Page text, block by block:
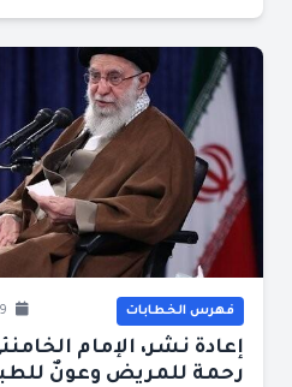
فهرس الخطابات
إعادة نشر، الإمام
رحمة للمريض وعونٌ